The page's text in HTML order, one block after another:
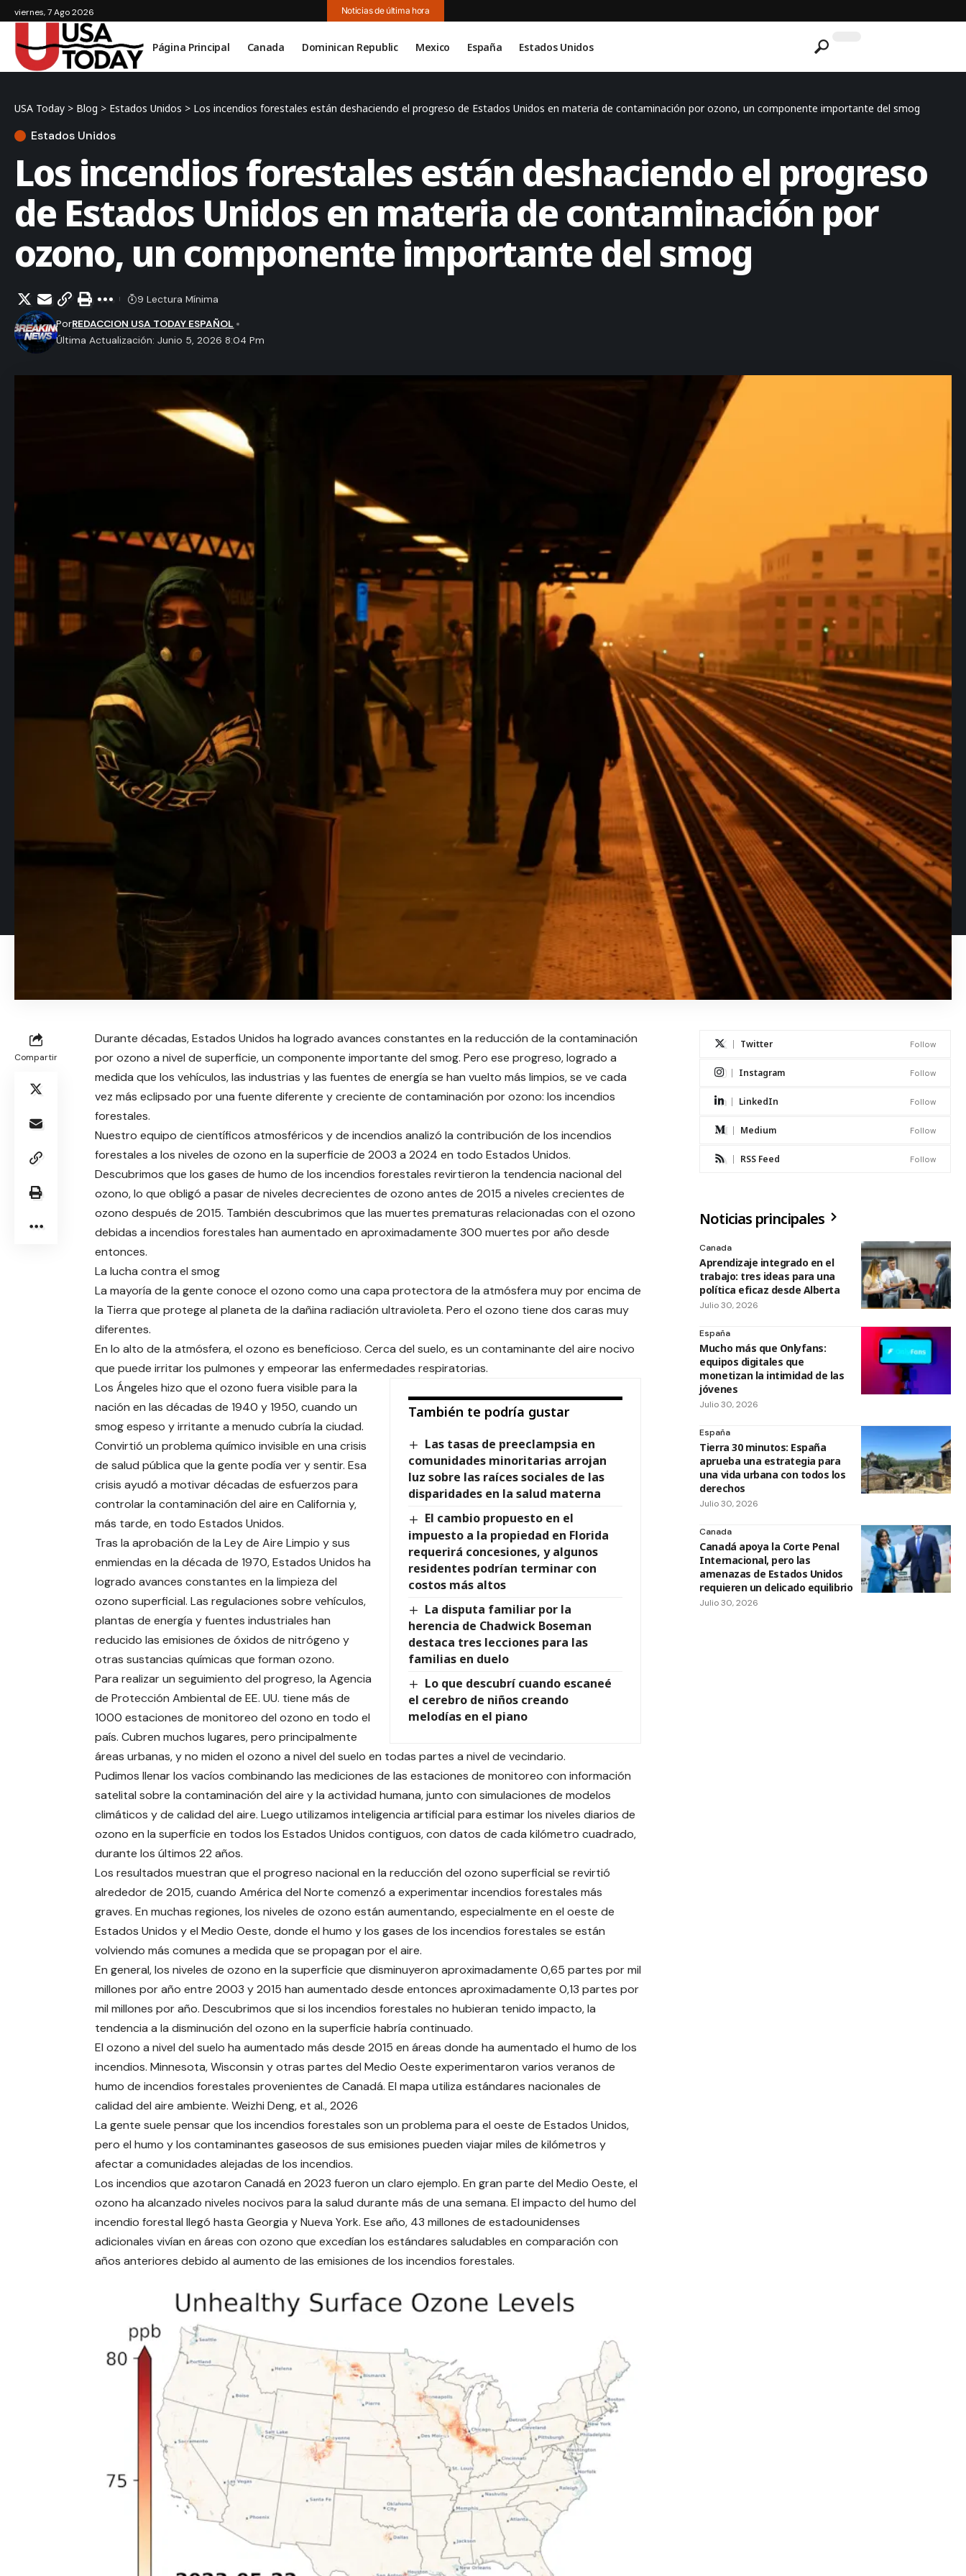
viernes, 7 Ago 2026 Noticias de última hora
Página Principal Canada Dominican Republic Mexico España Estados Unidos
USA Today > Blog > Estados Unidos > Los incendios forestales están deshaciendo el progreso de Estados Unidos en materia de contaminación por ozono, un componente importante del smog
Estados Unidos
Los incendios forestales están deshaciendo el progreso
de Estados Unidos en materia de contaminación por
ozono, un componente importante del smog
Última Actualización: Junio 5, 2026 8:04 Pm
PorREDACCION USA TODAY ESPAÑOL
9 Lectura Mínima
Compartir
Durante décadas, Estados Unidos ha logrado avances constantes en la reducción de la contaminación
por ozono a nivel de superficie, un componente importante del smog. Pero ese progreso, logrado a
medida que los vehículos, las industrias y las fuentes de energía se han vuelto más limpios, se ve cada
vez más eclipsado por una fuente diferente y creciente de contaminación por ozono: los incendios
forestales.
Nuestro equipo de científicos atmosféricos y de incendios analizó la contribución de los incendios
forestales a los niveles de ozono en la superficie de 2003 a 2024 en todo Estados Unidos.
Descubrimos que los gases de humo de los incendios forestales revirtieron la tendencia nacional del
ozono, lo que obligó a pasar de niveles decrecientes de ozono antes de 2015 a niveles crecientes de
ozono después de 2015. También descubrimos que las muertes prematuras relacionadas con el ozono
debidas a incendios forestales han aumentado en aproximadamente 300 muertes por año desde
entonces.
La lucha contra el smog
La mayoría de la gente conoce el ozono como una capa protectora de la atmósfera muy por encima de
la Tierra que protege al planeta de la dañina radiación ultravioleta. Pero el ozono tiene dos caras muy
diferentes.
En lo alto de la atmósfera, el ozono es beneficioso. Cerca del suelo, es un contaminante del aire nocivo
que puede irritar los pulmones y empeorar las enfermedades respiratorias.
También te podría gustar
Las tasas de preeclampsia en
comunidades minoritarias arrojan
luz sobre las raíces sociales de las
disparidades en la salud materna
El cambio propuesto en el
impuesto a la propiedad en Florida
requerirá concesiones, y algunos
residentes podrían terminar con
costos más altos
La disputa familiar por la
herencia de Chadwick Boseman
destaca tres lecciones para las
familias en duelo
Lo que descubrí cuando escaneé
el cerebro de niños creando
melodías en el piano
Los Ángeles hizo que el ozono fuera visible para la
nación en las décadas de 1940 y 1950, cuando un
smog espeso y irritante a menudo cubría la ciudad.
Convirtió un problema químico invisible en una crisis
de salud pública que la gente podía ver y sentir. Esa
crisis ayudó a motivar décadas de esfuerzos para
controlar la contaminación del aire en California y,
más tarde, en todo Estados Unidos.
Tras la aprobación de la Ley de Aire Limpio y sus
enmiendas en la década de 1970, Estados Unidos ha
logrado avances constantes en la limpieza del
ozono superficial. Las regulaciones sobre vehículos,
plantas de energía y fuentes industriales han
reducido las emisiones de óxidos de nitrógeno y
otras sustancias químicas que forman ozono.
Para realizar un seguimiento del progreso, la Agencia
de Protección Ambiental de EE. UU. tiene más de
1000 estaciones de monitoreo del ozono en todo el
país. Cubren muchos lugares, pero principalmente
áreas urbanas, y no miden el ozono a nivel del suelo en todas partes a nivel de vecindario.
Pudimos llenar los vacíos combinando las mediciones de las estaciones de monitoreo con información
satelital sobre la contaminación del aire y la actividad humana, junto con simulaciones de modelos
climáticos y de calidad del aire. Luego utilizamos inteligencia artificial para estimar los niveles diarios de
ozono en la superficie en todos los Estados Unidos contiguos, con datos de cada kilómetro cuadrado,
durante los últimos 22 años.
Los resultados muestran que el progreso nacional en la reducción del ozono superficial se revirtió
alrededor de 2015, cuando América del Norte comenzó a experimentar incendios forestales más
graves. En muchas regiones, los niveles de ozono están aumentando, especialmente en el oeste de
Estados Unidos y el Medio Oeste, donde el humo y los gases de los incendios forestales se están
volviendo más comunes a medida que se propagan por el aire.
En general, los niveles de ozono en la superficie que disminuyeron aproximadamente 0,65 partes por mil
millones por año entre 2003 y 2015 han aumentado desde entonces aproximadamente 0,13 partes por
mil millones por año. Descubrimos que si los incendios forestales no hubieran tenido impacto, la
tendencia a la disminución del ozono en la superficie habría continuado.
El ozono a nivel del suelo ha aumentado más desde 2015 en áreas donde ha aumentado el humo de los
incendios. Minnesota, Wisconsin y otras partes del Medio Oeste experimentaron varios veranos de
humo de incendios forestales provenientes de Canadá. El mapa utiliza estándares nacionales de
calidad del aire ambiente. Weizhi Deng, et al., 2026
La gente suele pensar que los incendios forestales son un problema para el oeste de Estados Unidos,
pero el humo y los contaminantes gaseosos de sus emisiones pueden viajar miles de kilómetros y
afectar a comunidades alejadas de los incendios.
Los incendios que azotaron Canadá en 2023 fueron un claro ejemplo. En gran parte del Medio Oeste, el
ozono ha alcanzado niveles nocivos para la salud durante más de una semana. El impacto del humo del
incendio forestal llegó hasta Georgia y Nueva York. Ese año, 43 millones de estadounidenses
adicionales vivían en áreas con ozono que excedían los estándares saludables en comparación con
años anteriores debido al aumento de las emisiones de los incendios forestales.
Twitter Follow
Instagram Follow
LinkedIn Follow
Medium Follow
RSS Feed Follow
Noticias principales
Canada
Aprendizaje integrado en el
trabajo: tres ideas para una
política eficaz desde Alberta
Julio 30, 2026
España
Mucho más que Onlyfans:
equipos digitales que
monetizan la intimidad de las
jóvenes
Julio 30, 2026
España
Tierra 30 minutos: España
aprueba una estrategia para
una vida urbana con todos los
derechos
Julio 30, 2026
Canada
Canadá apoya la Corte Penal
Internacional, pero las
amenazas de Estados Unidos
requieren un delicado equilibrio
Julio 30, 2026